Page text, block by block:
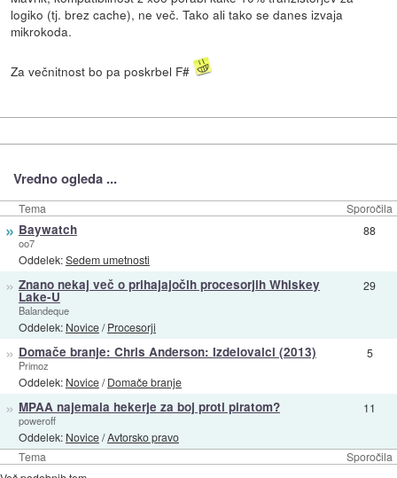
logiko (tj. brez cache), ne več. Tako ali tako se danes izvaja
mikrokoda.
Za večnitnost bo pa poskrbel F#
Vredno ogleda ...
Tema Sporočila
Tema Sporočila
» Baywatch
oo7
Oddelek:Sedem umetnosti
88
» Znano nekaj več o prihajajočih procesorjih Whiskey
Lake-U
Balandeque
Oddelek: Novice/Procesorji
29
» Domače branje: Chris Anderson: Izdelovalci (2013)
Primoz
Oddelek: Novice/Domače branje
5
» MPAA najemala hekerje za boj proti piratom?
poweroff
Oddelek: Novice/Avtorsko pravo
11